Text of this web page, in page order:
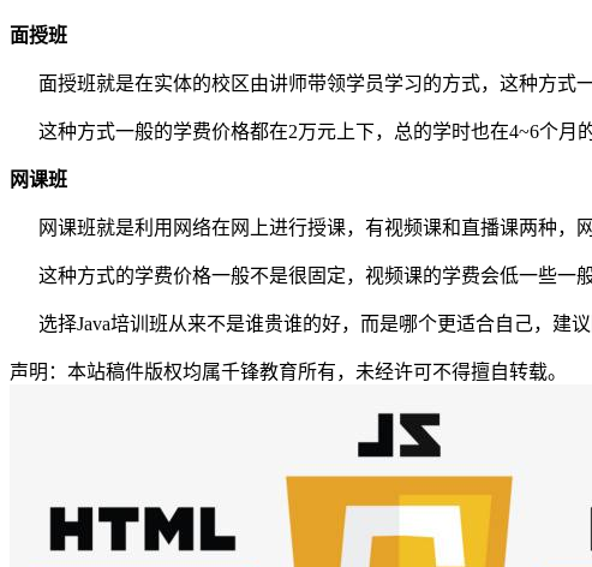
面授班
面授班就是在实体的校区由讲师带领学员学习的方式，这种方式
这种方式一般的学费价格都在2万元上下，总的学时也在4~6个月
网课班
网课班就是利用网络在网上进行授课，有视频课和直播课两种，
这种方式的学费价格一般不是很固定，视频课的学费会低一些一
选择Java培训班从来不是谁贵谁的好，而是哪个更适合自己，建
声明：本站稿件版权均属千锋教育所有，未经许可不得擅自转载。